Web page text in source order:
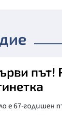
път!
е 67-годишен